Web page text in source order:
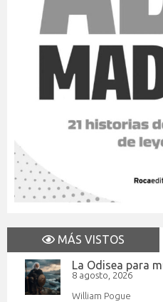
MÁS VISTOS
La Odisea para
8 agosto, 2026
William Pogue